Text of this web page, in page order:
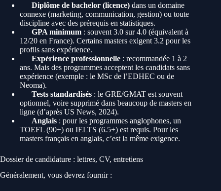
Diplôme de bachelor (licence) dans un domaine
connexe (marketing, communication, gestion) ou toute
discipline avec des prérequis en statistiques.
GPA minimum : souvent 3.0 sur 4.0 (équivalent à
12/20 en France). Certains masters exigent 3.2 pour les
profils sans expérience.
Expérience professionnelle : recommandée 1 à 2
ans. Mais des programmes acceptent les candidats sans
expérience (exemple : le MSc de l’EDHEC ou de
Neoma).
Tests standardisés : le GRE/GMAT est souvent
optionnel, voire supprimé dans beaucoup de masters en
ligne (d’après US News, 2024).
Anglais : pour les programmes anglophones, un
TOEFL (90+) ou IELTS (6.5+) est requis. Pour les
masters français en anglais, c’est la même exigence.
Dossier de candidature : lettres, CV, entretiens
Généralement, vous devrez fournir :